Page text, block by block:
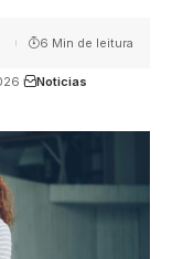
Noticias
6 Min de leitura